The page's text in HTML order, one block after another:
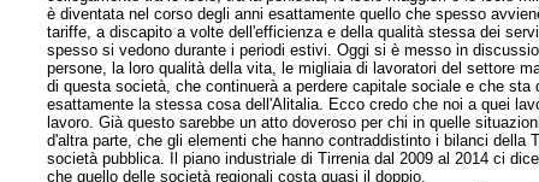
è diventata nel corso degli anni esattamente quello che spesso
tariffe, a discapito a volte dell'efficienza e della qualità stessa dei
spesso si vedono durante i periodi estivi. Oggi si è messo in
persone, la loro qualità della vita, le migliaia di lavoratori del settore
di questa società, che continuerà a perdere capitale sociale e che
esattamente la stessa cosa dell'Alitalia. Ecco credo che noi a quei
lavoro. Già questo sarebbe un atto doveroso per chi in quelle
d'altra parte, che gli elementi che hanno contraddistinto i bilanci
società pubblica. Il piano industriale di Tirrenia dal 2009 al 2014 ci
che quello delle società regionali costa quasi il doppio.